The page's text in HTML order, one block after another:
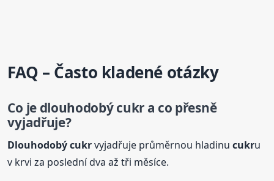
FAQ – Často kladené otázky
Co je dlouhodobýcukra co přesně
vyjadřuje?
Dlouhodobý cukrvyjadřuje průměrnou hladinucukru
v krvi za poslední dva až tři měsíce.